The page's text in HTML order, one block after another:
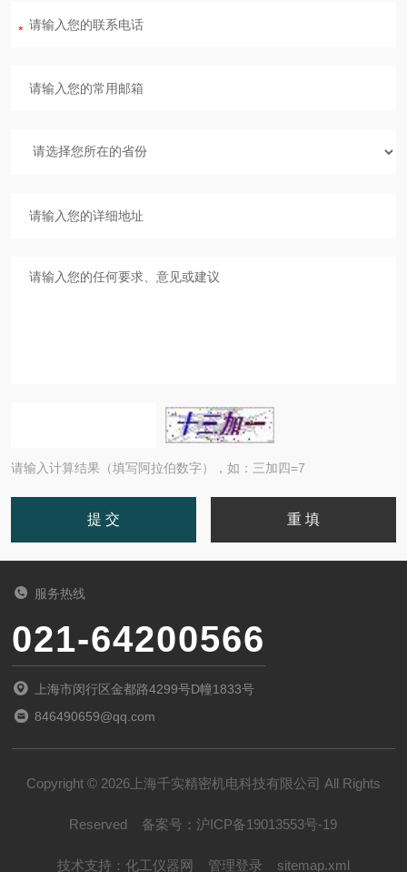
请输入计算结果（填写阿拉伯数字），如：三加四=7
服务热线
021-64200566
上海市闵行区金都路4299号D幢1833号
846490659@qq.com
Copyright © 2026上海千实精密机电科技有限公司 All Rights
Reserved 备案号： 沪ICP备19013553号-19
技术支持： 化工仪器网 管理登录 sitemap.xml